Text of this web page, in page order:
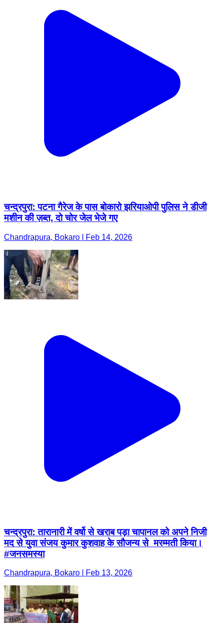
चन्द्रपुरा: पटना गैरेज के पास बोकारो झरियाओपी पुलिस ने डीजी
मशीन की ज़ब्त, दो चोर जेल भेजे गए
Chandrapura, Bokaro | Feb 14, 2026
चन्द्रपुरा: तारानारी में वर्षो से खराब पड़ा चापानल को अपने निजी
मद से युवा संजय कुमार कुशवाह के सौजन्य से मरम्मती किया।
#जनसमस्या
Chandrapura, Bokaro | Feb 13, 2026